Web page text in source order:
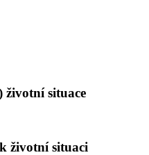
životní situace
životní situaci